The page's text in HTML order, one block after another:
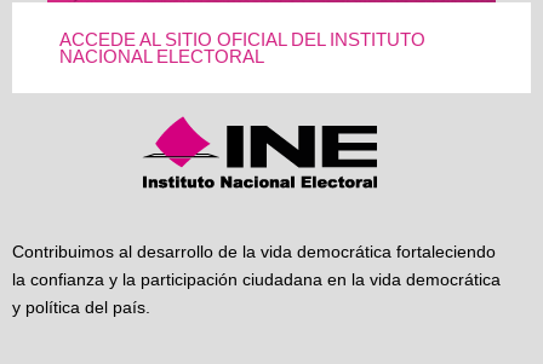
ACCEDE AL SITIO OFICIAL DEL INSTITUTO
NACIONAL ELECTORAL
Contribuimos al desarrollo de la vida democrática fortaleciendo
la confianza y la participación ciudadana en la vida democrática
y política del país.